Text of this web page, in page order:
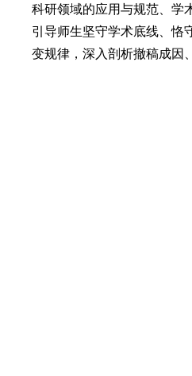
科研领域的应用与规范、学
引导师生坚守学术底线、恪
变规律，深入剖析撤稿成因